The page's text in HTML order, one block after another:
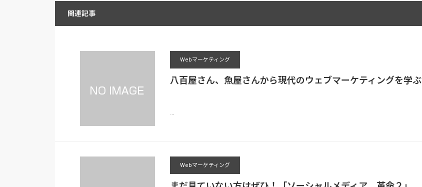
関連記事
Webマーケティング
八百屋さん、魚屋さんから現代のウェブマーケティングを学ぶ
…
Webマーケティング